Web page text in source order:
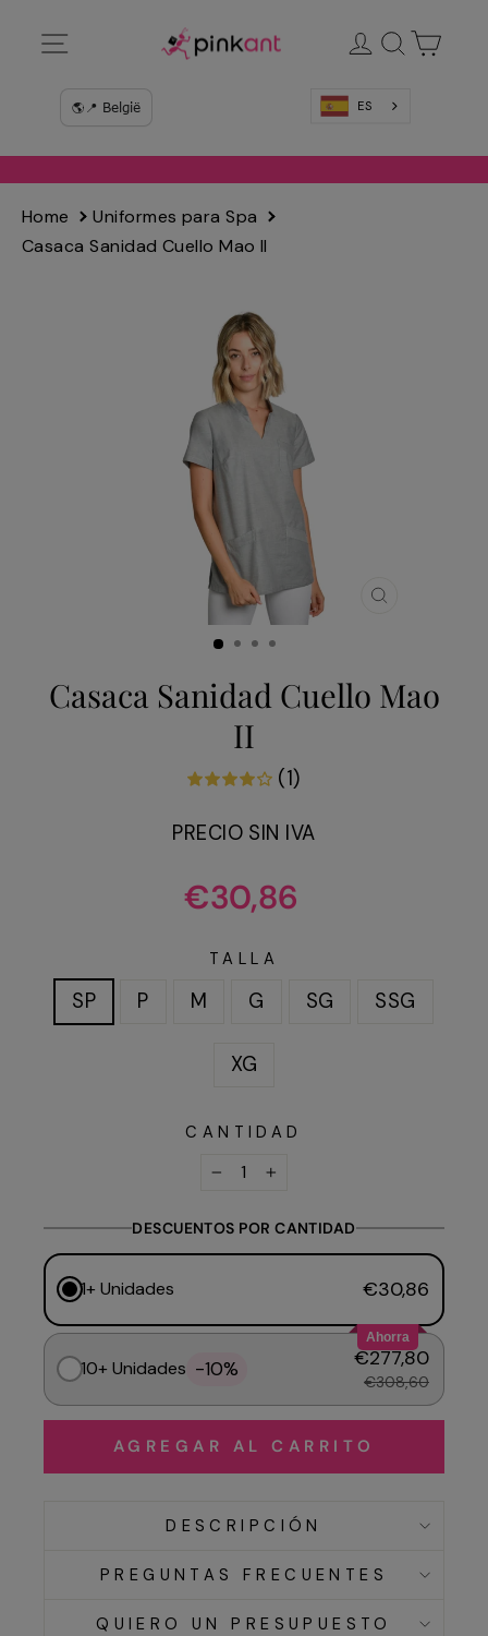
directamente
Ingresar
Buscar
ES
Home
Uniformes para Spa
Casaca Sanidad Cuello Mao II
Casaca Sanidad Cuello Mao
II
(1)
PRECIO SIN IVA
Precio
habitual
€30,86
TALLA
SP P M G SG SSG
XG
CANTIDAD
DESCUENTOS POR CANTIDAD
1+ Unidades €30,86
Ahorra
10+ Unidades -10% €277,80
€308,60
AGREGAR AL CARRITO
DESCRIPCIÓN
PREGUNTAS FRECUENTES
QUIERO UN PRESUPUESTO